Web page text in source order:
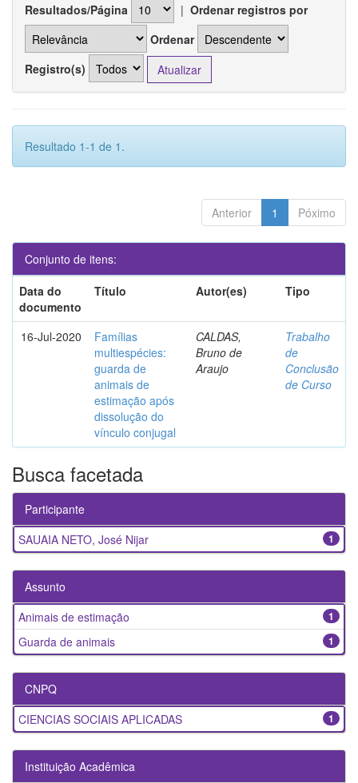
Resultados/Página | Ordenar registros por
Ordenar
Registro(s)
Resultado 1-1 de 1.
Anterior 1 Póximo
Conjunto de itens:
Data do
documento
Título Autor(es) Tipo
16-Jul-2020
Famílias
multiespécies:
guarda de
animais de
estimação após
dissolução do
vínculo conjugal
CALDAS,
Bruno de
Araujo
Trabalho
de
Conclusão
de Curso
Busca facetada
Participante
1
SAUAIA NETO, José Nijar
Assunto
1
Animais de estimação
1
Guarda de animais
CNPQ
1
CIENCIAS SOCIAIS APLICADAS
Instituição Acadêmica